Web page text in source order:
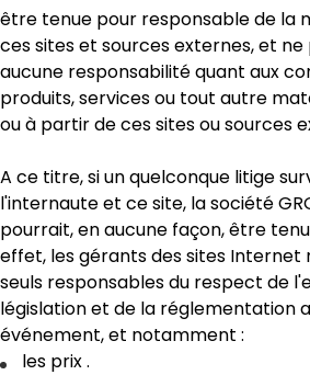
être tenue pour responsable de la
ces sites et sources externes, et
aucune responsabilité quant aux
produits, services ou tout autre
ou à partir de ces sites ou sources
A ce titre, si un quelconque litige
l'internaute et ce site, la société
pourrait, en aucune façon, être
effet, les gérants des sites Internet
seuls responsables du respect de
législation et de la réglementation
événement, et notamment :
les prix .